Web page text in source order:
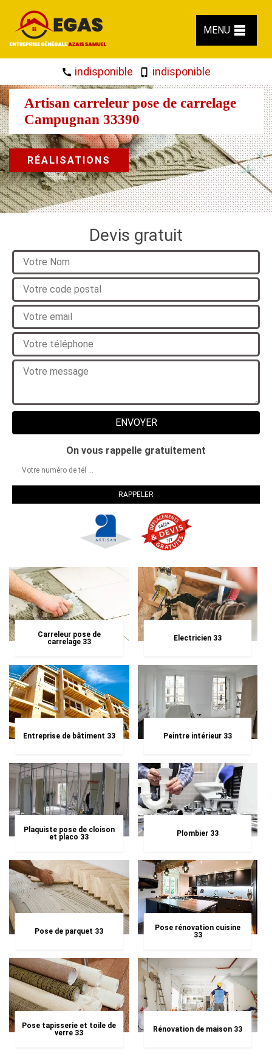
MENU
indisponible indisponible
Artisan carreleur pose de carrelage
Campugnan 33390
RÉALISATIONS
Devis gratuit
On vous rappelle gratuitement
Carreleur pose de
carrelage 33
Electricien 33
Entreprise de bâtiment 33 Peintre intérieur 33
Plaquiste pose de cloison
et placo 33
Plombier 33
Pose de parquet 33
Pose rénovation cuisine
33
Pose tapisserie et toile de
verre 33
Rénovation de maison 33